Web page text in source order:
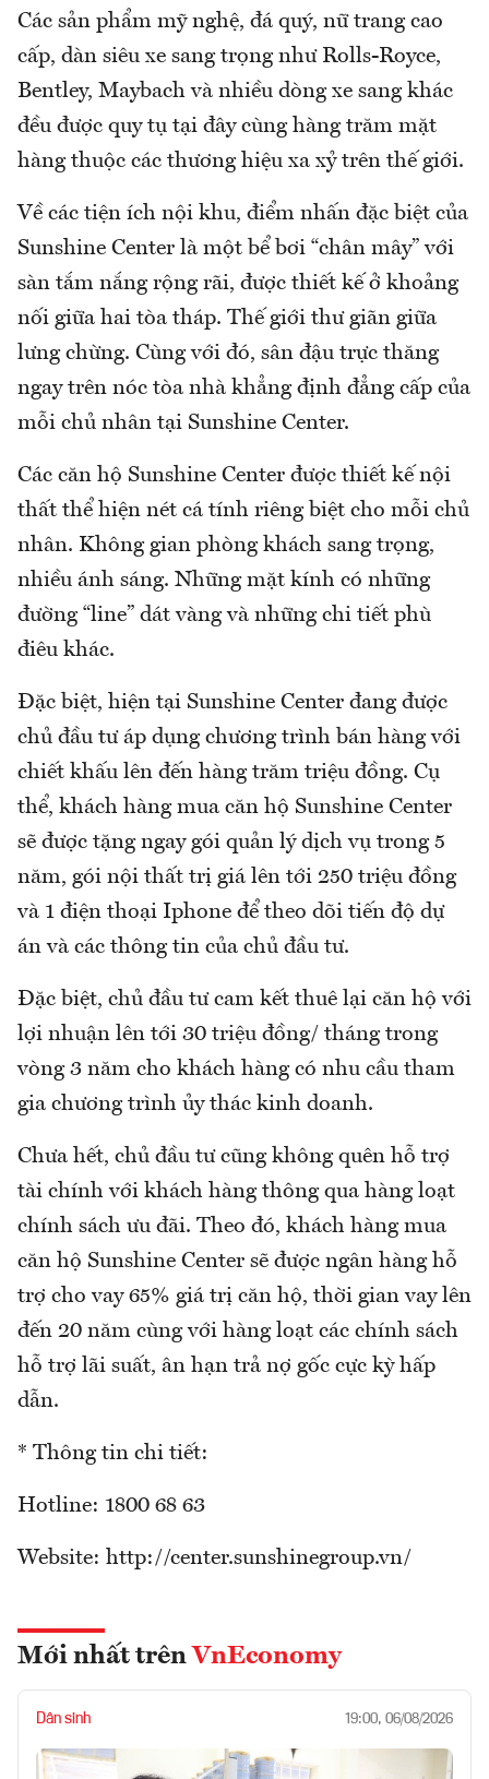
Các sản phẩm mỹ nghệ, đá quý, nữ trang cao
cấp, dàn siêu xe sang trọng như Rolls-Royce,
Bentley, Maybach và nhiều dòng xe sang khác
đều được quy tụ tại đây cùng hàng trăm mặt
hàng thuộc các thương hiệu xa xỷ trên thế giới.
Về các tiện ích nội khu, điểm nhấn đặc biệt của
Sunshine Center là một bể bơi “chân mây” với
sàn tắm nắng rộng rãi, được thiết kế ở khoảng
nối giữa hai tòa tháp. Thế giới thư giãn giữa
lưng chừng. Cùng với đó, sân đậu trực thăng
ngay trên nóc tòa nhà khẳng định đẳng cấp của
mỗi chủ nhân tại Sunshine Center.
Các căn hộ Sunshine Center được thiết kế nội
thất thể hiện nét cá tính riêng biệt cho mỗi chủ
nhân. Không gian phòng khách sang trọng,
nhiều ánh sáng. Những mặt kính có những
đường “line” dát vàng và những chi tiết phù
điêu khác.
Đặc biệt, hiện tại Sunshine Center đang được
chủ đầu tư áp dụng chương trình bán hàng với
chiết khấu lên đến hàng trăm triệu đồng. Cụ
thể, khách hàng mua căn hộ Sunshine Center
sẽ được tặng ngay gói quản lý dịch vụ trong 5
năm, gói nội thất trị giá lên tới 250 triệu đồng
và 1 điện thoại Iphone để theo dõi tiến độ dự
án và các thông tin của chủ đầu tư.
Đặc biệt, chủ đầu tư cam kết thuê lại căn hộ với
lợi nhuận lên tới 30 triệu đồng/ tháng trong
vòng 3 năm cho khách hàng có nhu cầu tham
gia chương trình ủy thác kinh doanh.
Chưa hết, chủ đầu tư cũng không quên hỗ trợ
tài chính với khách hàng thông qua hàng loạt
chính sách ưu đãi. Theo đó, khách hàng mua
căn hộ Sunshine Center sẽ được ngân hàng hỗ
trợ cho vay 65% giá trị căn hộ, thời gian vay lên
đến 20 năm cùng với hàng loạt các chính sách
hỗ trợ lãi suất, ân hạn trả nợ gốc cực kỳ hấp
dẫn.
* Thông tin chi tiết:
Hotline: 1800 68 63
Website: http://center.sunshinegroup.vn/
Mới nhất trên VnEconomy
Dân sinh 19:00, 06/08/2026